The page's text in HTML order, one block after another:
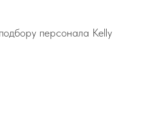
персонала Kelly